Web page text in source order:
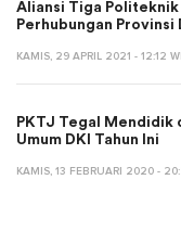
Aliansi Tiga
Perhubungan Provinsi
KAMIS, 29 APRIL 2021 - 12:12
PKTJ Tegal Mendidik
Umum DKI Tahun Ini
KAMIS, 13 FEBRUARI 2020 -